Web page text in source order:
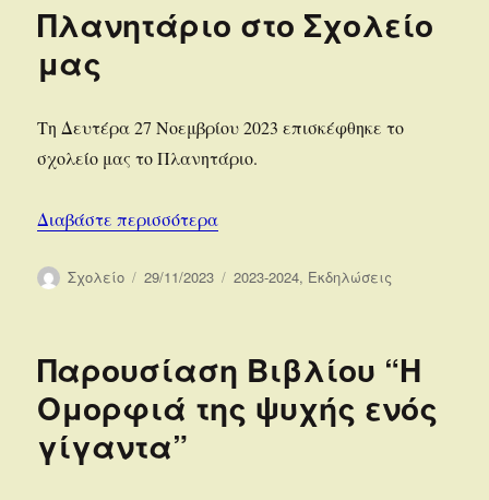
Πλανητάριο στο Σχολείο
μας
Τη Δευτέρα 27 Νοεμβρίου 2023 επισκέφθηκε το
σχολείο μας το Πλανητάριο.
Διαβάστε περισσότερα
Συντάκτης
Σχολείο
Δημοσιεύτηκε
29/11/2023 Κατηγορίες
2023-2024, Εκδηλώσεις
Παρουσίαση Βιβλίου “Η
Ομορφιά της ψυχής ενός
γίγαντα”